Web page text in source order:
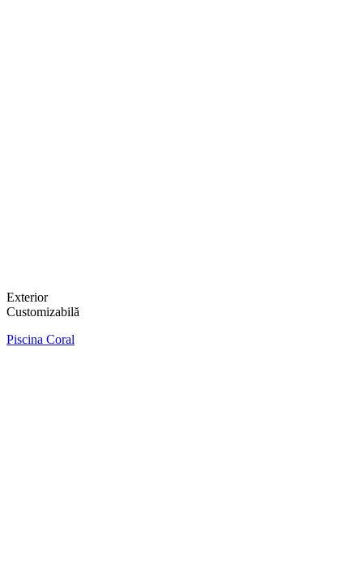
Exterior
Customizabilă
Piscina Coral